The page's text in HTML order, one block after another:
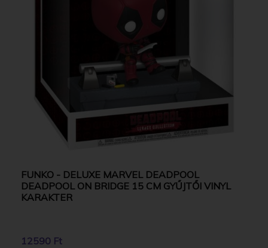
FUNKO - DELUXE MARVEL DEADPOOL
DEADPOOL ON BRIDGE 15 CM GYŰJTŐI VINYL
KARAKTER
12590 Ft